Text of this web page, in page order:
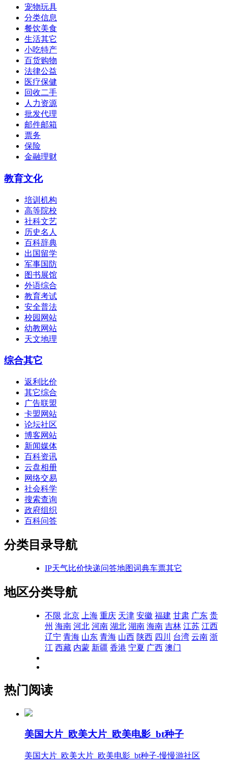
宠物玩具
分类信息
餐饮美食
生活其它
小吃特产
百货购物
法律公益
医疗保健
回收二手
人力资源
批发代理
邮件邮箱
票务
保险
金融理财
教育文化
培训机构
高等院校
社科文艺
历史名人
百科辞典
出国留学
军事国防
图书展馆
外语综合
教育考试
安全普法
校园网站
幼教网站
天文地理
综合其它
返利比价
其它综合
广告联盟
卡盟网站
论坛社区
博客网站
新闻媒体
百科资讯
云盘相册
网络交易
社会科学
搜索查询
政府组织
百科问答
分类目录导航
IP天气比价快递问答地图词典车票其它
地区分类导航
不限 北京 上海 重庆 天津 安徽 福建 甘肃 广东 贵
州 海南 河北 河南 湖北 湖南 海南 吉林 江苏 江西
辽宁 青海 山东 青海 山西 陕西 四川 台湾 云南 浙
江 西藏 内蒙 新疆 香港 宁夏 广西 澳门
热门阅读
美国大片_欧美大片_欧美电影_bt种子
美国大片_欧美大片_欧美电影_bt种子-慢慢游社区